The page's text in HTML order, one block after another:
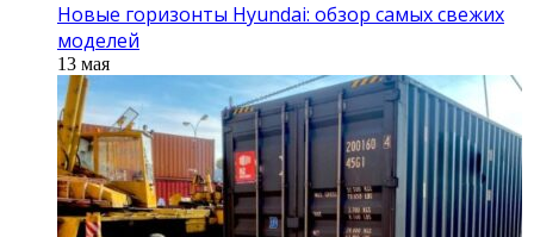
Новые горизонты Hyundai: обзор самых свежих
моделей
13 мая